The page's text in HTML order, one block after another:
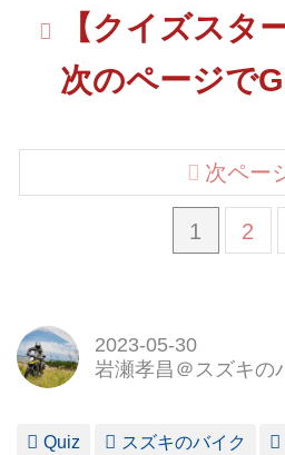
【クイズス
次のページで
1 2
次ペー
2023-05-30
岩瀬孝昌＠スズキの
Quiz スズキのバイク